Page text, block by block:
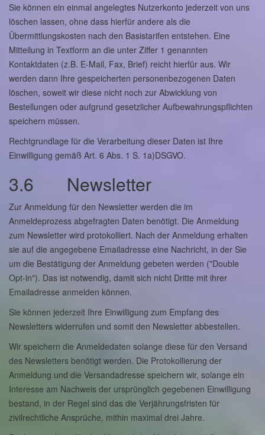
Sie können ein einmal angelegtes Nutzerkonto jederzeit von uns
löschen lassen, ohne dass hierfür andere als die
Übermittlungskosten nach den Basistarifen entstehen. Eine
Mitteilung in Textform an die unter Ziffer 1 genannten
Kontaktdaten (z.B. E-Mail, Fax, Brief) reicht hierfür aus. Wir
werden dann Ihre gespeicherten personenbezogenen Daten
löschen, soweit wir diese nicht noch zur Abwicklung von
Bestellungen oder aufgrund gesetzlicher Aufbewahrungspflichten
speichern müssen.
Rechtgrundlage für die Verarbeitung dieser Daten ist Ihre
Einwilligung gemäß Art. 6 Abs. 1 S. 1a)DSGVO.
3.6 Newsletter
Zur Anmeldung für den Newsletter werden die im
Anmeldeprozess abgefragten Daten benötigt. Die Anmeldung
zum Newsletter wird protokolliert. Nach der Anmeldung erhalten
sie auf die angegebene Emailadresse eine Nachricht, in der Sie
um die Bestätigung der Anmeldung gebeten werden ("Double
Opt-in"). Das ist notwendig, damit sich nicht Dritte mit ihrer
Emailadresse anmelden können.
Sie können jederzeit Ihre Einwilligung zum Empfang des
Newsletters widerrufen und somit den Newsletter abbestellen.
Wir speichern die Anmeldedaten solange diese für den Versand
des Newsletters benötigt werden. Die Protokollierung der
Anmeldung und die Versandadresse speichern wir, solange ein
Interesse am Nachweis der ursprünglich gegebenen Einwilligung
bestand, in der Regel sind das die Verjährungsfristen für
zivilrechtliche Ansprüche, mithin maximal drei Jahre.